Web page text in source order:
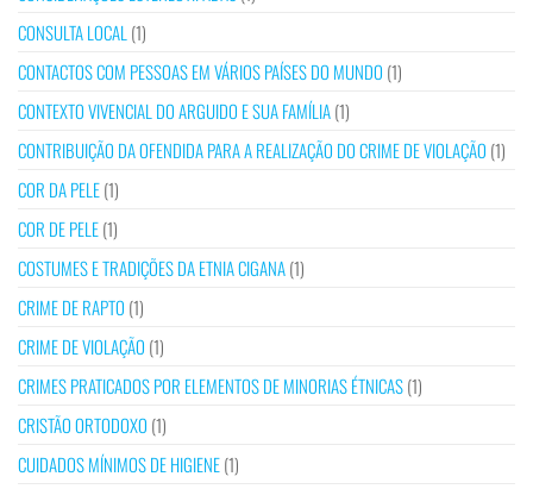
CONSULTA LOCAL (1)
CONTACTOS COM PESSOAS EM VÁRIOS PAÍSES DO MUNDO (1)
CONTEXTO VIVENCIAL DO ARGUIDO E SUA FAMÍLIA(1)
CONTRIBUIÇÃO DA OFENDIDA PARA A REALIZAÇÃO DO CRIME DE VIOLAÇÃO (1)
COR DA PELE(1)
COR DE PELE(1)
COSTUMES E TRADIÇÕES DA ETNIA CIGANA(1)
CRIME DE RAPTO (1)
CRIME DE VIOLAÇÃO (1)
CRIMES PRATICADOS POR ELEMENTOS DE MINORIAS ÉTNICAS(1)
CRISTÃO ORTODOXO (1)
CUIDADOS MÍNIMOS DE HIGIENE(1)